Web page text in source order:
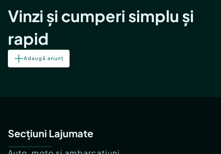
Vinzi și cumperi simplu și
rapid
Adaugă anunț
Secțiuni Lajumate